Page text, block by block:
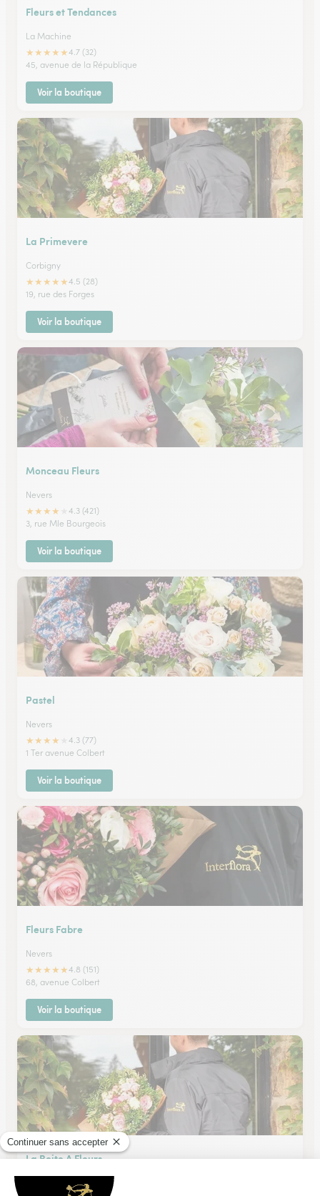
Fleurs et Tendances
La Machine
★★★★★4.7 (32)
45, avenue de la République
Voir la boutique
La Primevere
Corbigny
★★★★★4.5 (28)
19, rue des Forges
Voir la boutique
Monceau Fleurs
Nevers
★★★★
4.3 (421)
3, rue Mle Bourgeois
Voir la boutique
Pastel
Nevers
★★★★
4.3 (77)
1 Ter avenue Colbert
Voir la boutique
Fleurs Fabre
Nevers
★★★★★4.8 (151)
68, avenue Colbert
Voir la boutique
La Boite A Fleurs
Moulins Engilbert